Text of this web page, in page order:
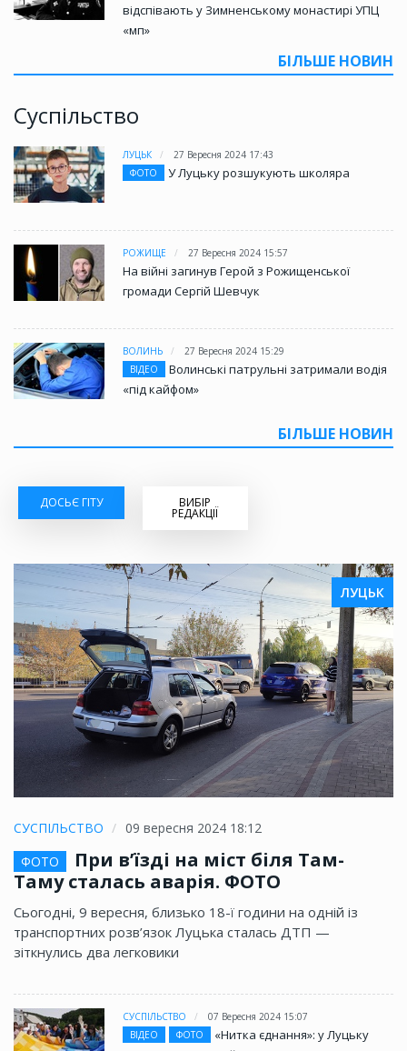
відспівають у Зимненському монастирі УПЦ
«мп»
БІЛЬШЕ НОВИН
Суспільство
ЛУЦЬК
27 Вересня 2024 17:43
ФОТО
У Луцьку розшукують школяра
РОЖИЩЕ 27 Вересня 2024 15:57
На війні загинув Герой з Рожищенської
громади Сергій Шевчук
ВОЛИНЬ
27 Вересня 2024 15:29
ВІДЕО
Волинські патрульні затримали водія
«під кайфом»
БІЛЬШЕ НОВИН
ДОСЬЄ ГІТУ ВИБІР
РЕДАКЦІЇ
ЛУЦЬК
СУСПІЛЬСТВО
09 вересня 2024 18:12
ФОТО
При в’їзді на міст біля Там-
Таму сталась аварія. ФОТО
Сьогодні, 9 вересня, близько 18-ї години на одній із
транспортних розв’язок Луцька сталась ДТП —
зіткнулись два легковики
СУСПІЛЬСТВО
07 Вересня 2024 15:07
ВІДЕО
ФОТО
«Нитка єднання»: у Луцьку